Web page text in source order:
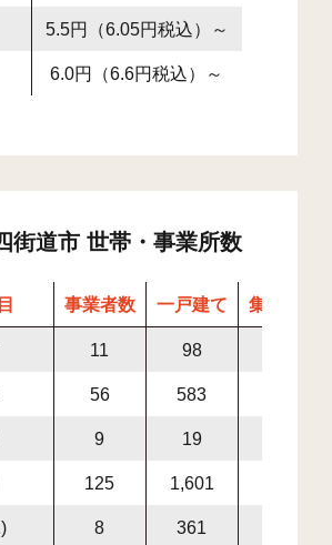
5.5円（6.05円税込）～
6.0円（6.6円税込）～
街道市 世帯・事業所数
事業者数 一戸建て 集合住宅
11 98
56 583
9 19
125 1,601
8 361